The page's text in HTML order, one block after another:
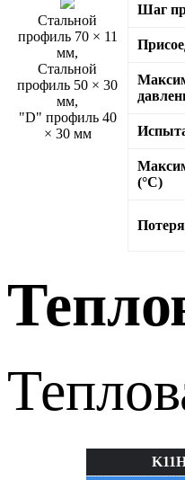
Стальной
профиль 70 × 11
мм,
Стальной
профиль 50 × 30
мм,
"D" профиль 40
× 30 мм
Шаг
(°C)